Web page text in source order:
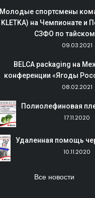
Молодые спортсмены
KLETKA) на Чемпионате и
СЗФО по
09.03.2021
BELCA packaging на
конференции «Ягоды
08.02.2021
Полиолефиновая
17.11.2020
Удаленная помощь
10.11.2020
Все новости